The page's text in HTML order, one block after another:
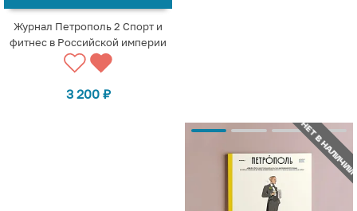
Журнал Петрополь 2 Спорт и
фитнес в Российской империи
3 200 ₽
НЕТ В НАЛИЧИИ